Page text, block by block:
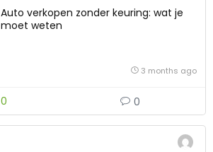
Auto verkopen zonder keuring: wat je
moet weten
3 months ago
0 0